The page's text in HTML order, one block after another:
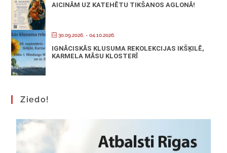
AICINĀM UZ KATEHĒTU TIKŠANOS AGLONĀ!
30.09.2026. - 04.10.2026.
IGNĀCISKĀS KLUSUMA REKOLEKCIJAS IKŠĶILĒ,
KARMELA MĀSU KLOSTERĪ
Ziedo!